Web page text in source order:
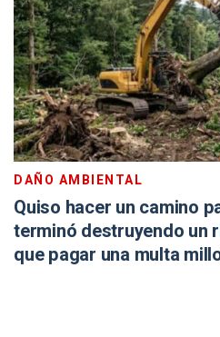
DAÑO AMBIENTAL
Quiso hacer un camino
terminó destruyendo un
que pagar una multa